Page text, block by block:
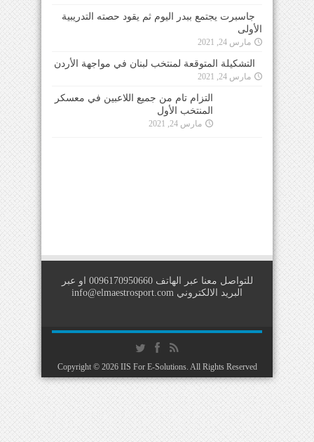
الأولى
مارس 24, 2021
التشكيلة المتوقعة لمنتخب لبنان في مواجهة الأردن
مارس 24, 2021
التزام تام من جميع اللاعبين في معسكر المنتخب
للتواصل معنا عبر الهاتف 0096170950660 او عبر
IIS For E-Solutions